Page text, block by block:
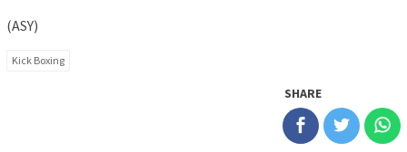
(ASY)
Kick Boxing
SHARE